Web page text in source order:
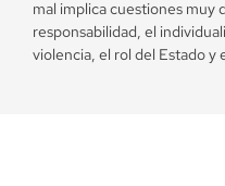
mal implica cuestiones muy
responsabilidad, el
violencia, el rol del Estado y